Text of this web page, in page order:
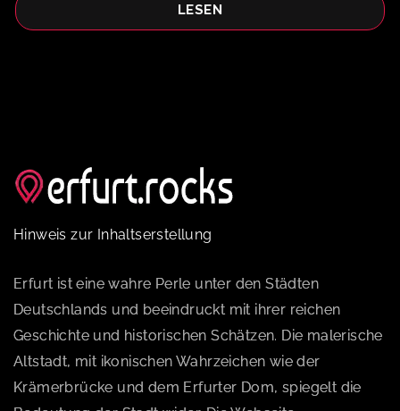
LESEN
Hinweis zur Inhaltserstellung
Erfurt ist eine wahre Perle unter den Städten
Deutschlands und beeindruckt mit ihrer reichen
Geschichte und historischen Schätzen. Die malerische
Altstadt, mit ikonischen Wahrzeichen wie der
Krämerbrücke und dem Erfurter Dom, spiegelt die